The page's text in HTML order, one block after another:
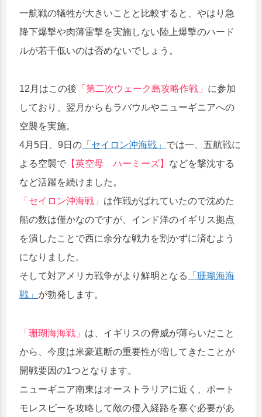
一航戦の犠牲が大きいことと比較すると、やはり急
降下爆撃や肉薄雷撃を実施しない陸上爆撃のハード
ルが若干低いのは否めないでしょう。
12月はこの後 「第二次ウェーク島攻略作戦」 に参加
しており、翌月からもラバウルやニューギニアへの
空襲を実施。
4月5日、9日の 「セイロン沖海戦」 では一、五航戦に
よる空襲で 【英空母 ハーミーズ】 などを撃沈する
など活躍を続けました。
「セイロン沖海戦」 は作戦がばれていたので沈めた
船の数は僅かなのですが、インド洋のイギリス拠点
を潰したことで西に余分な戦力を割かずに済むよう
になりました。
そして対アメリカ戦争がより鮮明となる
「珊瑚海海
戦」 が勃発します。
「珊瑚海海戦」 は、イギリスの脅威が薄らいだこと
から、今度は米豪遮断の重要性が増してきたことが
開戦要因の1つとなります。
ニューギニア南東はオーストラリアに近く、ポート
モレスビーを攻略して敵の侵入経路を塞ぐ必要があ